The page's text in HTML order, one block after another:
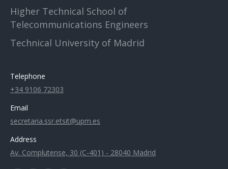
Higher Technical School of
Telecommunications Engineers
Technical University of Madrid
Telephone
+34 9106 72303
Email
secretaria.ssr.etsit@upm.es
Address
Av. Complutense, 30 (C-401) - 28040 Madrid